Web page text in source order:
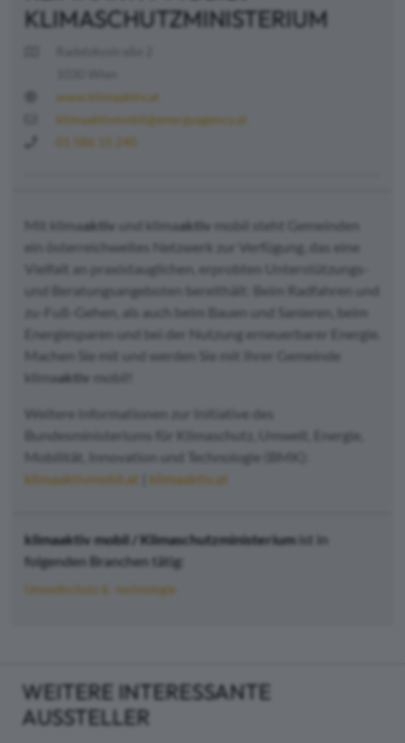
KLIMASCHUTZMINISTERIUM
www.klimaaktiv.at
klimaaktivmobil@energyagency.at
01 586 15 240
Mit klimaaktiv und klimaaktiv
mobil steht Gemeinden
ein österreichweites Netzwerk zur Verfügung, das eine
Vielfalt an praxistauglichen, erprobten Unterstützungs-
und Beratungsangeboten bereithält: Beim Radfahren und
zu-Fuß-Gehen, als auch beim Bauen und Sanieren, beim
Energiesparen und bei der Nutzung erneuerbarer Energie.
Machen Sie mit und werden Sie mit Ihrer Gemeinde
klimaaktiv
Weitere Informationen zur Initiative des
Bundesministeriums für Klimaschutz, Umwelt, Energie,
Mobilität, Innovation und Technologie (BMK):
klimaaktivmobil.at
klimaaktiv.at
klimaaktiv mobil / Klimaschutzministerium ist in
folgenden Branchen tätig:
Umweltschutz & -technologie
WEITERE INTERESSANTE
AUSSTELLER